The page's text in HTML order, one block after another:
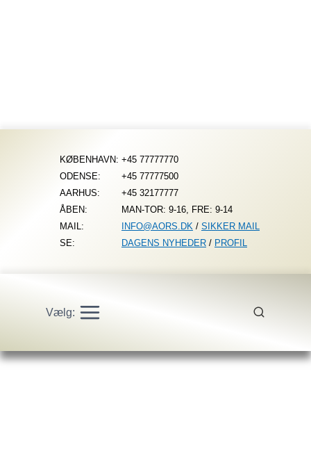
KØBENHAVN: +45 77777770
ODENSE:
+45 77777500
AARHUS:
+45 32177777
ÅBEN:
MAN-TOR: 9-16, FRE: 9-14
MAIL:
INFO@AORS.DK / SIKKER MAIL
SE:
DAGENS NYHEDER / PROFIL
Vælg: